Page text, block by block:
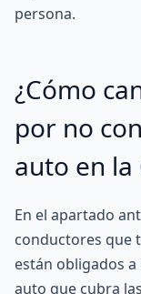
persona.
¿Cómo
por no
auto en la
En el apartado
conductores que
están obligados
auto que cubra